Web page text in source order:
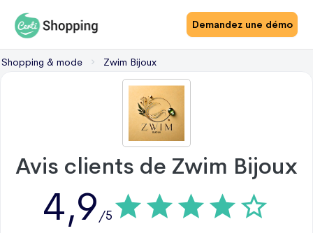
Demandez une démo
Shopping & mode Zwim Bijoux
Avis clients de Zwim Bijoux
4,9 /5